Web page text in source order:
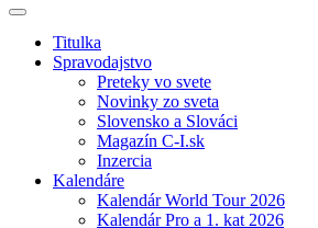
Titulka
Spravodajstvo
Preteky vo svete
Novinky zo sveta
Slovensko a Slováci
Magazín C-I.sk
Inzercia
Kalendáre
Kalendár World Tour 2026
Kalendár Pro a 1. kat 2026